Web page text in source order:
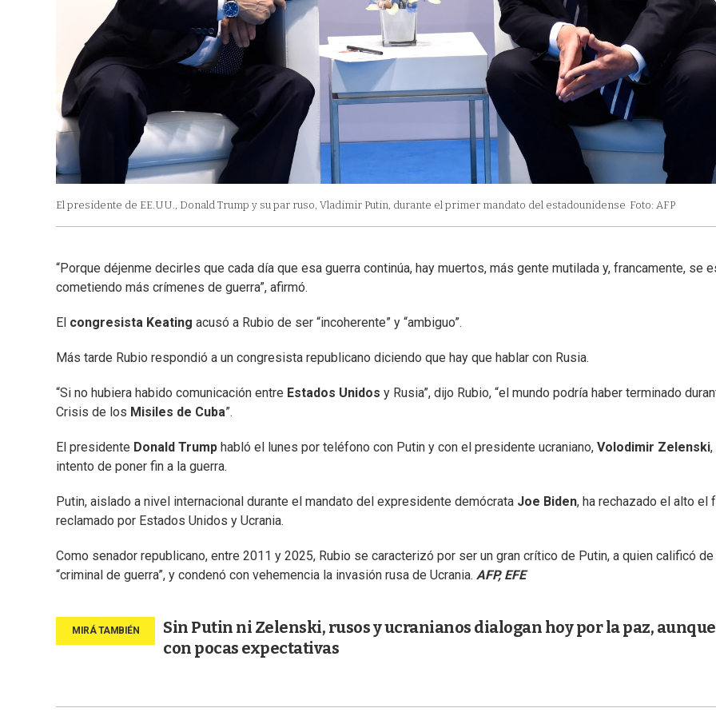
El presidente de EE.UU., Donald Trump y su par ruso, Vladimir Putin, durante el primer mandato del estadounidense Foto: AFP
“Porque déjenme decirles que cada día que esa guerra continúa, hay muertos, más gente mutilada y, francamente, se
cometiendo más crímenes de guerra”, afirmó.
El congresista Keating acusó a Rubio de ser “incoherente” y “ambiguo”.
Más tarde Rubio respondió a un congresista republicano diciendo que hay que hablar con Rusia.
“Si no hubiera habido comunicación entre Estados Unidos y Rusia”, dijo Rubio, “el mundo podría haber terminado
Crisis de los Misiles de Cuba”.
El presidente Donald Trump habló el lunes por teléfono con Putin y con el presidente ucraniano, Volodimir Zelenski
intento de poner fin a la guerra.
Putin, aislado a nivel internacional durante el mandato del expresidente demócrata Joe Biden, ha rechazado el alto el
reclamado por Estados Unidos y Ucrania.
Como senador republicano, entre 2011 y 2025, Rubio se caracterizó por ser un gran crítico de Putin, a quien calificó de
“criminal de guerra”, y condenó con vehemencia la invasión rusa de Ucrania. AFP, EFE
Sin Putin ni Zelenski, rusos y ucranianos dialogan hoy por la paz, aunque
con pocas expectativas